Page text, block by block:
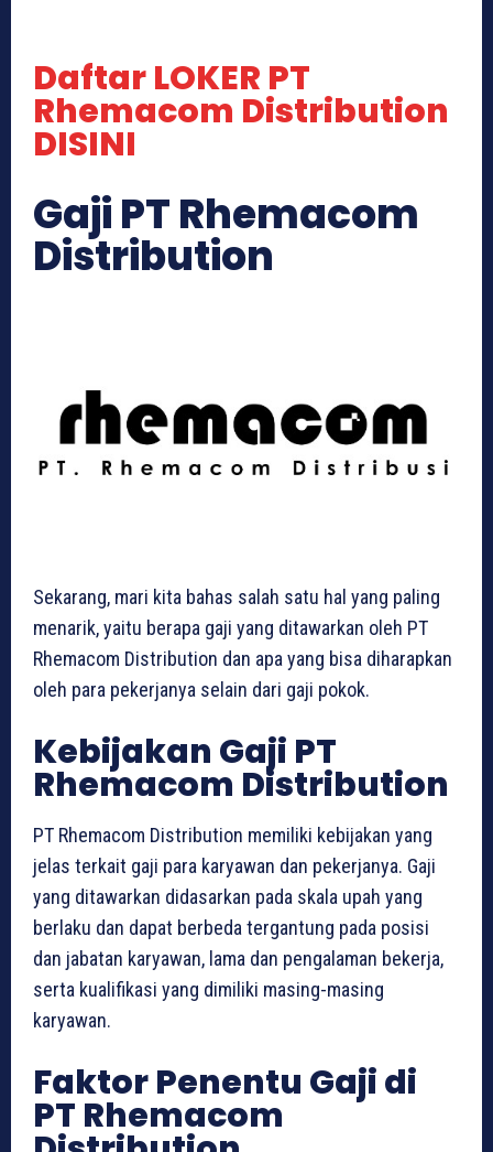
Daftar LOKER PT
Rhemacom Distribution
DISINI
Gaji PT Rhemacom
Distribution
Sekarang, mari kita bahas salah satu hal yang paling
menarik, yaitu berapa gaji yang ditawarkan oleh PT
Rhemacom Distribution dan apa yang bisa diharapkan
oleh para pekerjanya selain dari gaji pokok.
Kebijakan Gaji PT
Rhemacom Distribution
PT Rhemacom Distribution memiliki kebijakan yang
jelas terkait gaji para karyawan dan pekerjanya. Gaji
yang ditawarkan didasarkan pada skala upah yang
berlaku dan dapat berbeda tergantung pada posisi
dan jabatan karyawan, lama dan pengalaman bekerja,
serta kualifikasi yang dimiliki masing-masing
karyawan.
Faktor Penentu Gaji di
PT Rhemacom